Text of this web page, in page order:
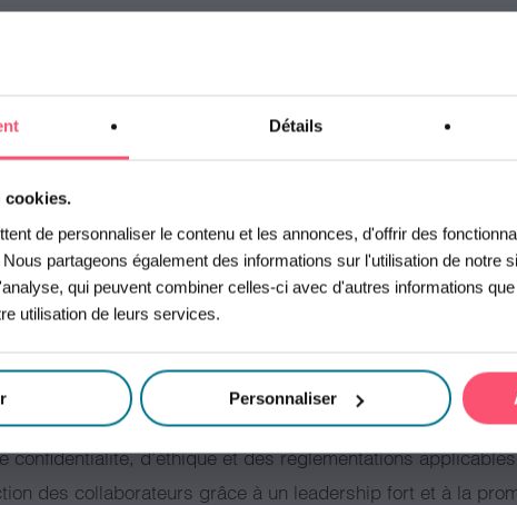
Détails
cookies.
de personnaliser le contenu et les annonces, d'offrir des
partageons également des informations sur l'utilisation de notre
qui peuvent combiner celles-ci avec d'autres informations
utilisation de leurs services.
Personnaliser
norme est-elle
sont couverts par
Vivetic suit une démarche structurée visant à garantir la
finaux. Elle se traduit notamment par :
client claire, pertinente et accessible, renforçant ainsi
pour
à la fois transparent et efficace, mettant en avant une
confidentialité, d’éthique et des réglementations
des collaborateurs grâce à un leadership fort et à la